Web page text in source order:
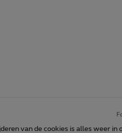
van de cookies is alles weer in